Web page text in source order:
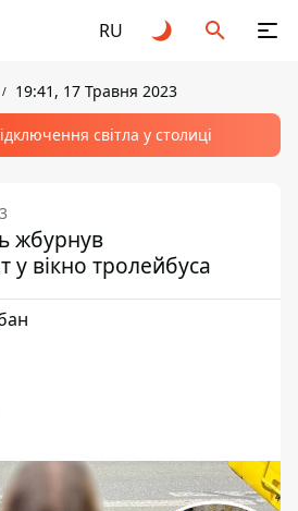
RU
19:41, 17 Травня 2023
світла у столиці
жбурнув
у вікно тролейбуса